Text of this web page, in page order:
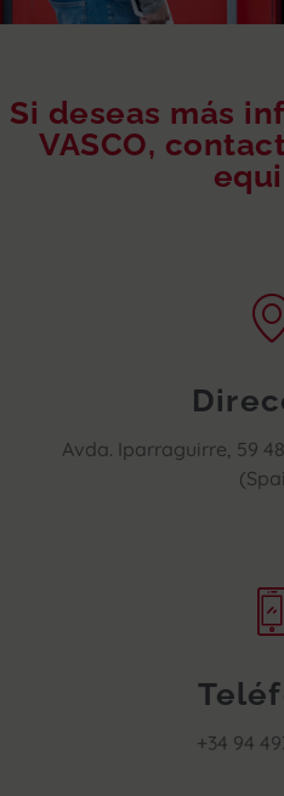
Si deseas más
VASCO,
Avda. Iparraguirre, 59
+34 94